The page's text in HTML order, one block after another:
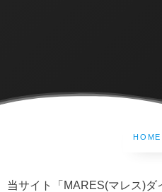
HOME
当サイト「MARES(マレス)ダ